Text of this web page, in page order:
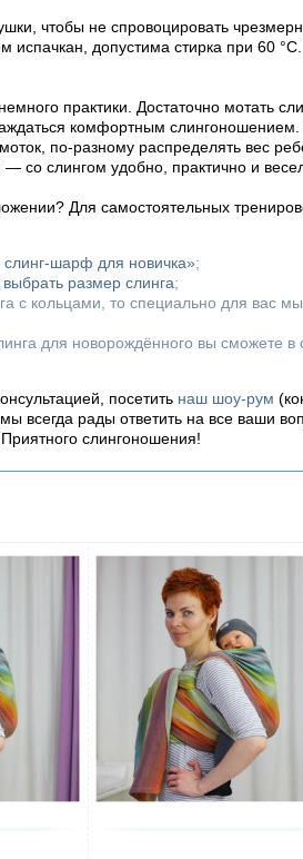
чтобы не спровоцировать
испачкан, допустима стирка при 60
практики. Достаточно мотать
комфортным
по-разному распределять вес
со слингом удобно, практично и
Для самостоятельных
шарф для новичка»;
выбрать размер слинга;
с кольцами, то специально для вас
для новорождённого вы сможете в
посетить наш шоу-рум
всегда рады ответить на все ваши
слингоношения!